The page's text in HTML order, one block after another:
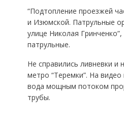
“Подтопление проезжей
и Изюмской. Патрульные
улице Николая
патрульные.
Не справились ливневки и
метро “Теремки”. На
вода мощным потоком
трубы.